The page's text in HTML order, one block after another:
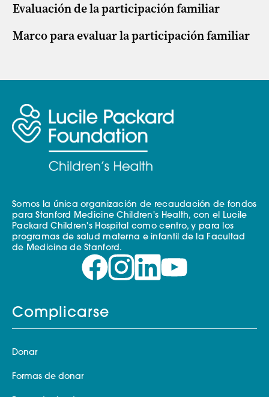
Evaluación de la participación familiar
Marco para evaluar la participación familiar
Somos la única organización de recaudación de fondos
para Stanford Medicine Children's Health, con el Lucile
Packard Children's Hospital como centro, y para los
programas de salud materna e infantil de la Facultad
de Medicina de Stanford.
Complicarse
Donar
Formas de donar